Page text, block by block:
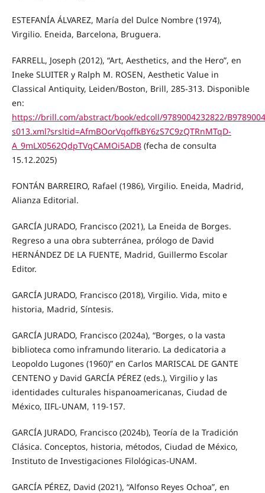
ESTEFANÍA ÁLVAREZ, María del Dulce Nombre (1974),
Virgilio. Eneida, Barcelona, Bruguera.
FARRELL, Joseph (2012), “Art, Aesthetics, and the Hero”, en
Ineke SLUITER y Ralph M. ROSEN, Aesthetic Value in
Classical Antiquity, Leiden/Boston, Brill, 285-313. Disponible
en:
https://brill.com/abstract/book/edcoll/9789004232822/
s013.xml?srsltid=AfmBOorVqoffkBY6zS7C9zQTRnMTqD-
A_9mLX0562QdpTVqCAMOi5ADB(fecha de consulta
15.12.2025)
FONTÁN BARREIRO, Rafael (1986), Virgilio. Eneida, Madrid,
Alianza Editorial.
GARCÍA JURADO, Francisco (2021), La Eneida de Borges.
Regreso a una obra subterránea, prólogo de David
HERNÁNDEZ DE LA FUENTE, Madrid, Guillermo Escolar
Editor.
GARCÍA JURADO, Francisco (2018), Virgilio. Vida, mito e
historia, Madrid, Síntesis.
GARCÍA JURADO, Francisco (2024a), “Borges, o la vasta
biblioteca como inframundo literario. La dedicatoria a
Leopoldo Lugones (1960)” en Carlos MARISCAL DE GANTE
CENTENO y David GARCÍA PÉREZ (eds.), Virgilio y las
identidades culturales hispanoamericanas, Ciudad de
México, IIFL-UNAM, 119-157.
GARCÍA JURADO, Francisco (2024b), Teoría de la Tradición
Clásica. Conceptos, historia, métodos, Ciudad de México,
Instituto de Investigaciones Filológicas-UNAM.
GARCÍA PÉREZ, David (2021), “Alfonso Reyes Ochoa”, en